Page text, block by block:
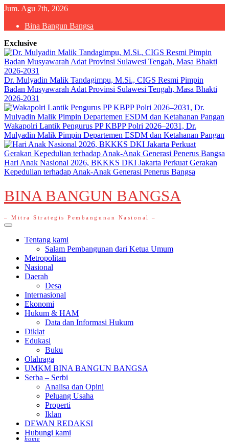
Skip
content
Jum. Agu 7th, 2026
Bina Bangun Bangsa
Exclusive
Dr. Mulyadin Malik Tandagimpu, M.Si., CIGS Resmi Pimpin
Badan Musyawarah Adat Provinsi Sulawesi Tengah, Masa Bhakti
2026-2031
Wakapolri Lantik Pengurus PP KBPP Polri 2026–2031, Dr.
Mulyadin Malik Pimpin Departemen ESDM dan Ketahanan Pangan
Hari Anak Nasional 2026, BKKKS DKI Jakarta Perkuat Gerakan
Kepedulian terhadap Anak-Anak Generasi Penerus Bangsa
BINA BANGUN BANGSA
– Mitra Strategis Pembangunan Nasional –
Primary
Tentang kami
Salam Pembangunan dari Ketua Umum
Metropolitan
Nasional
Daerah
Desa
Internasional
Ekonomi
Hukum & HAM
Data dan Informasi Hukum
Diklat
Edukasi
Buku
Olahraga
UMKM BINA BANGUN BANGSA
Serba – Serbi
Analisa dan Opini
Peluang Usaha
Properti
Iklan
DEWAN REDAKSI
Hubungi kami
home